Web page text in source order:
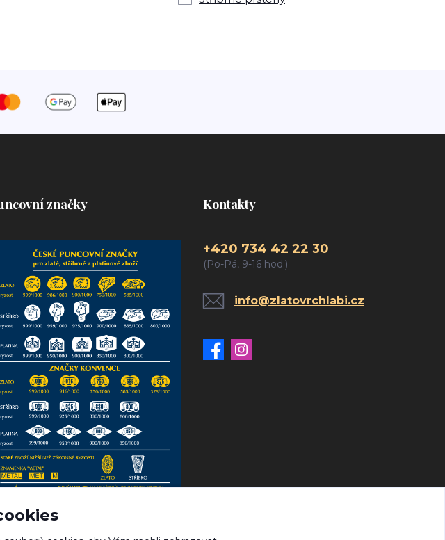
značky Kontakty
+420 734 42 22 30
(Po-Pá, 9-16 hod.)
info@zlatovrchlabi.cz